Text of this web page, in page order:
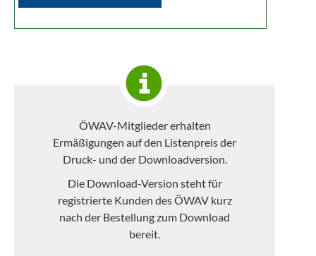
ÖWAV-Mitglieder erhalten
Ermäßigungen auf den Listenpreis der
Druck- und der Downloadversion.
Die Download-Version steht für
registrierte Kunden des ÖWAV kurz
nach der Bestellung zum Download
bereit.